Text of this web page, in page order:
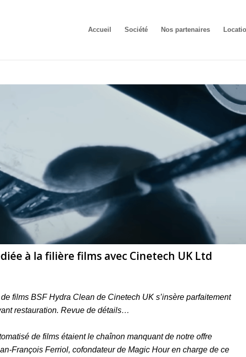
Accueil Société Nos partenaires
à la filière films avec Cinetech UK Ltd
films BSF Hydra Clean de Cinetech UK s’insère parfaitement
restauration. Revue de détails…
de films étaient le chaînon manquant de notre offre
François Ferriol, cofondateur de Magic Hour en charge de ce